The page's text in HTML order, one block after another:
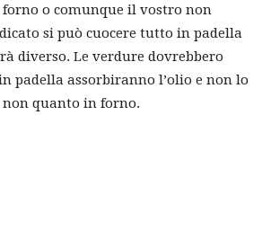
forno o comunque il vostro non
si può cuocere tutto in padella
diverso. Le verdure dovrebbero
padella assorbiranno l’olio e non lo
quanto in forno.